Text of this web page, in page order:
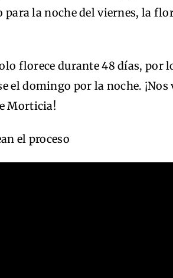
para la noche del viernes, la
florece durante 48 días, por
el domingo por la noche. ¡Nos
Morticia!
el proceso